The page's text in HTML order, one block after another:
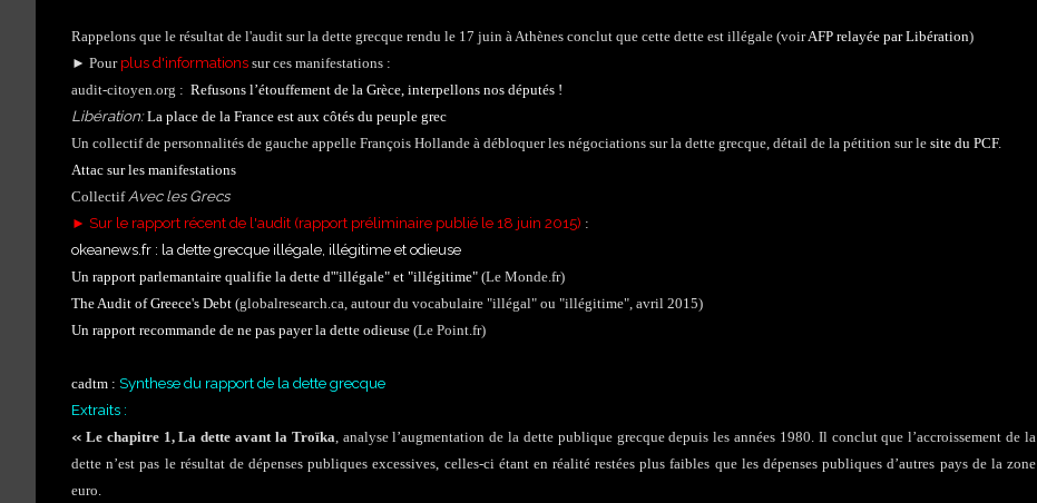
Rappelons que le résultat de l'audit sur la dette grecque rendu le 17 juin à Athènes conclut que cette dette est illégale (voirAFP relayée par Libération)
► Pour plus d'informations sur ces manifestations :
audit-citoyen.org : Refusons l’étouffement de la Grèce, interpellons nos députés !
Libération:La place de la France est aux côtés du peuple grec
Un collectif de personnalités de gauche appelle François Hollande à débloquer les négociations sur la dette grecque, détail de la pétition sur le site du PCF.
Attac sur les manifestations
CollectifAvec les Grecs
► Sur le rapport récent de l'audit (rapport préliminaire publié le 18 juin 2015) :
okeanews.fr : la dette grecque illégale, illégitime et odieuse
Un rapport parlemantaire qualifie la dette d'"illégale" et "illégitime" (Le Monde.fr)
The Audit of Greece's Debt (globalresearch.ca, autour du vocabulaire "illégal" ou "illégitime", avril 2015)
Un rapport recommande de ne pas payer la dette odieuse (Le Point.fr)
cadtm : Synthese du rapport de la dette grecque
Extraits :
« Le chapitre 1, La dette avant la Troïka, analyse l’augmentation de la dette publique grecque depuis les années 1980. Il conclut que l’accroissement de la
dette n’est pas le résultat de dépenses publiques excessives, celles-ci étant en réalité restées plus faibles que les dépenses publiques d’autres pays de la zone
euro.